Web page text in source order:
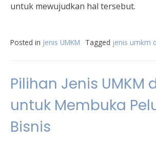
untuk mewujudkan hal tersebut.
Posted in Jenis UMKM Tagged jenis umkm
Pilihan Jenis UMKM
untuk Membuka
Bisnis